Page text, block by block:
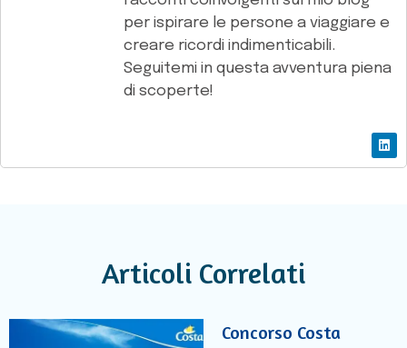
per ispirare le persone a viaggiare e
creare ricordi indimenticabili.
Seguitemi in questa avventura piena
di scoperte!
Articoli Correlati
Concorso Costa